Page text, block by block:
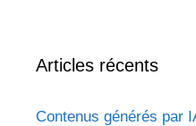
Articles récents
Contenus générés par